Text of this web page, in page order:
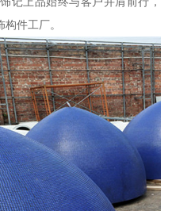
件工厂。